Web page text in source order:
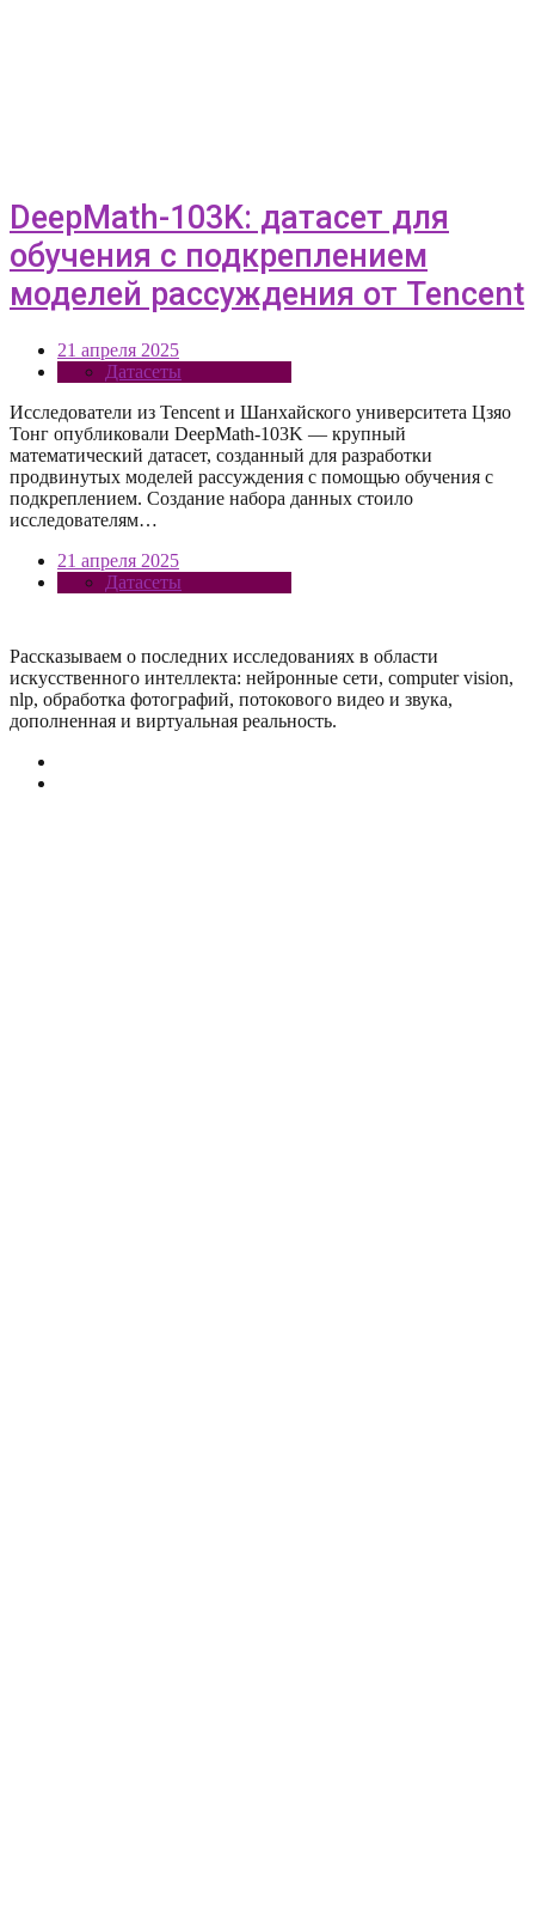
DeepMath-103K: датасет для
обучения с подкреплением
моделей рассуждения от Tencent
21 апреля 2025
Датасеты
Исследователи из Tencent и Шанхайского университета Цзяо
Тонг опубликовали DeepMath-103K — крупный
математический датасет, созданный для разработки
продвинутых моделей рассуждения с помощью обучения с
подкреплением. Создание набора данных стоило
исследователям…
21 апреля 2025
Датасеты
Рассказываем о последних исследованиях в области
искусcтвенного интеллекта: нейронные сети, computer vision,
nlp, обработка фотографий, потокового видео и звука,
дополненная и виртуальная реальность.